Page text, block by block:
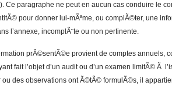
Ce paragraphe ne peut en aucun cas conduire le
pour donner lui-mÃªme, ou complÃ©ter, une
l’annexe, incomplÃ¨te ou non pertinente.
prÃ©sentÃ©e provient de comptes annuels,
fait l’objet d’un audit ou d’un examen limitÃ© Ã
ou des observations ont Ã©tÃ© formulÃ©s, il